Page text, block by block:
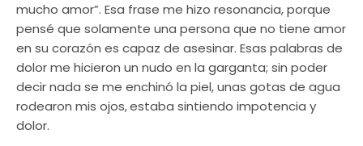
mucho amor”. Esa frase me hizo resonancia, porque
pensé que solamente una persona que no tiene amor
en su corazón es capaz de asesinar. Esas palabras de
dolor me hicieron un nudo en la garganta; sin poder
decir nada se me enchinó la piel, unas gotas de agua
rodearon mis ojos,estaba sintiendo impotencia y
dolor.